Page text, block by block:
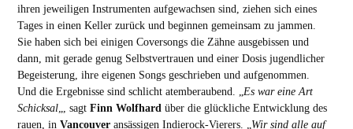
ihren jeweiligen Instrumenten aufgewachsen sind, ziehen sich eines
Tages in einen Keller zurück und beginnen gemeinsam zu jammen.
Sie haben sich bei einigen Coversongs die Zähne ausgebissen und
dann, mit gerade genug Selbstvertrauen und einer Dosis jugendlicher
Begeisterung, ihre eigenen Songs geschrieben und aufgenommen.
Und die Ergebnisse sind schlicht atemberaubend. „ Es war eine Art
Schicksal„, sagt Finn Wolfhard über die glückliche Entwicklung des
rauen, in Vancouver ansässigen Indierock-Vierers. „ Wir sind alle auf